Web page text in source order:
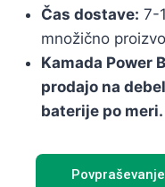
Čas dostave: 7-
množično
Kamada Power
prodajo na
baterije po